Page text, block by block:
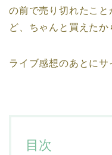
の前で売り切れたこ
ど、ちゃんと買えたか
ライブ感想のあとにサ
目次